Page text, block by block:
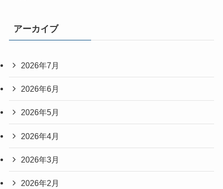
アーカイブ
2026年7月
2026年6月
2026年5月
2026年4月
2026年3月
2026年2月